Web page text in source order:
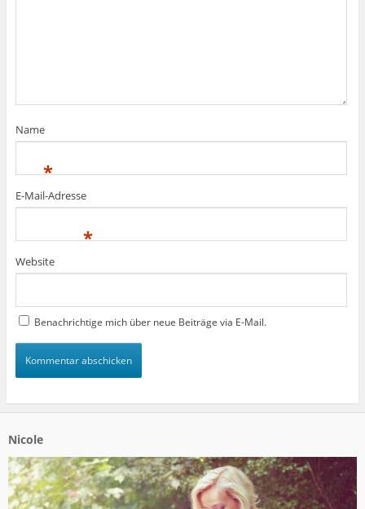
Name
*
E-Mail-Adresse
*
Website
Benachrichtige mich über neue Beiträge via E-Mail.
Nicole